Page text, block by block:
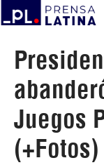
Juegos
(+Fotos)